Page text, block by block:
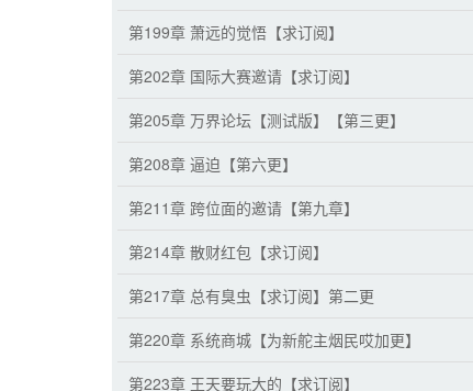
第199章 萧远的觉悟【求订阅】
第202章 国际大赛邀请【求订阅】
第205章 万界论坛【测试版】【第三更】
第208章 逼迫【第六更】
第211章 跨位面的邀请【第九章】
第214章 散财红包【求订阅】
第217章 总有臭虫【求订阅】第二更
第220章 系统商城【为新舵主烟民哎加更】
第223章 王天要玩大的【求订阅】